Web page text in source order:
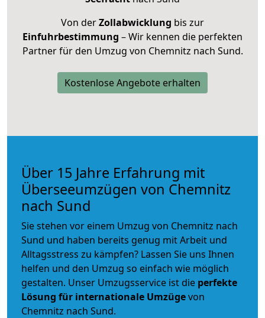
Von derZollabwicklung bis zur
Einfuhrbestimmung – Wir kennen die perfekten
Partner für den Umzug von Chemnitz nach Sund.
Kostenlose Angebote erhalten
Über 15 Jahre Erfahrung mit
Überseeumzügen von Chemnitz
nach Sund
Sie stehen vor einem Umzug von Chemnitz nach
Sund und haben bereits genug mit Arbeit und
Alltagsstress zu kämpfen? Lassen Sie uns Ihnen
helfen und den Umzug so einfach wie möglich
gestalten. Unser Umzugsservice ist die perfekte
Lösung für internationale Umzügevon
Chemnitz nach Sund.